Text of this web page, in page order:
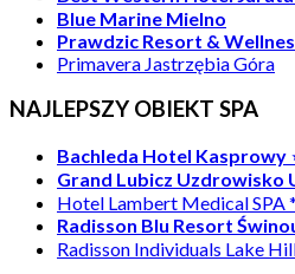
Blue Marine Mielno
Prawdzic Resort &
Primavera Jastrzębia Góra
NAJLEPSZY OBIEKT SPA
Bachleda Hotel Kasprowy
Grand Lubicz Uzdrowisko
Hotel Lambert Medical SPA
Radisson Blu Resort
Radisson Individuals Lake